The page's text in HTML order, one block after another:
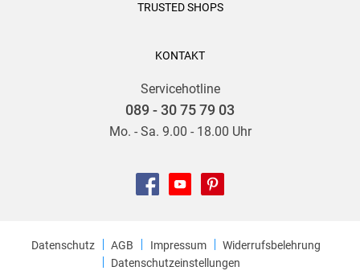
TRUSTED SHOPS
KONTAKT
Servicehotline
089 - 30 75 79 03
Mo. - Sa. 9.00 - 18.00 Uhr
Datenschutz AGB Impressum
Widerrufsbelehrung
Datenschutzeinstellungen